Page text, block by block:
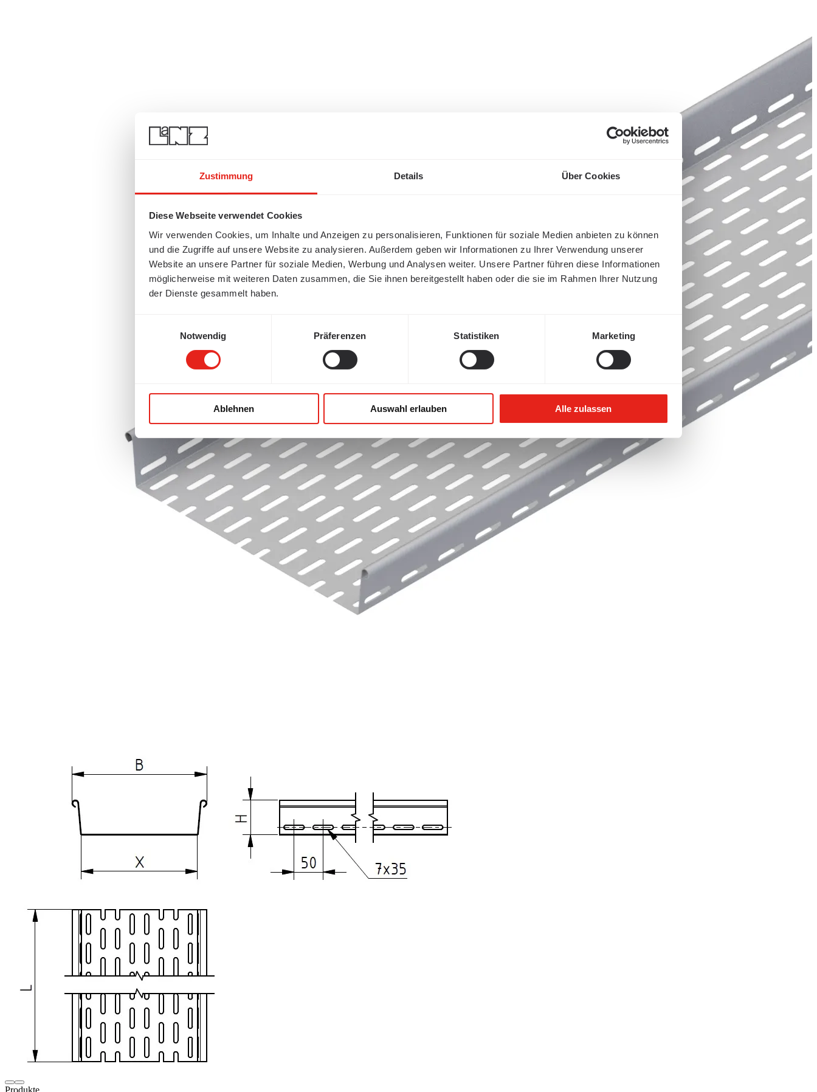
Zustimmung Details Über Cookies
Diese Webseite verwendet Cookies
Wir verwenden Cookies, um Inhalte und Anzeigen zu personalisieren, Funktionen für soziale Medien anbieten zu können
und die Zugriffe auf unsere Website zu analysieren. Außerdem geben wir Informationen zu Ihrer Verwendung unserer
Website an unsere Partner für soziale Medien, Werbung und Analysen weiter. Unsere Partner führen diese Informationen
möglicherweise mit weiteren Daten zusammen, die Sie ihnen bereitgestellt haben oder die sie im Rahmen Ihrer Nutzung
der Dienste gesammelt haben.
Notwendig
Präferenzen Statistiken Marketing
Ablehnen Auswahl erlauben Alle zulassen
Produkte